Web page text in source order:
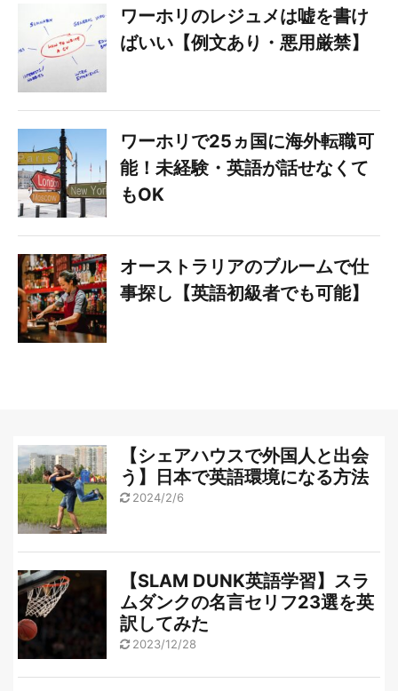
ワーホリのレジュメは嘘を書け
ばいい【例文あり・悪用厳禁】
ワーホリで25ヵ国に海外転職可
能！未経験・英語が話せなくて
もOK
オーストラリアのブルームで仕
事探し【英語初級者でも可能】
【シェアハウスで外国人と出会
う】日本で英語環境になる方法
2024/2/6
【SLAM DUNK英語学習】スラ
ムダンクの名言セリフ23選を英
訳してみた
2023/12/28